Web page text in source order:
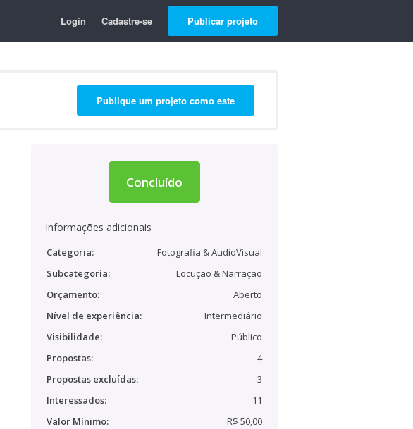
Login Cadastre-se Publicar projeto
Publique um projeto como este
Concluído
Informações adicionais
Categoria:
Fotografia & AudioVisual
Subcategoria:
Locução & Narração
Orçamento:
Aberto
Nível de experiência:
Intermediário
Visibilidade:
Público
Propostas:
4
Propostas excluídas:
3
Interessados:
11
Valor Mínimo:
R$ 50,00